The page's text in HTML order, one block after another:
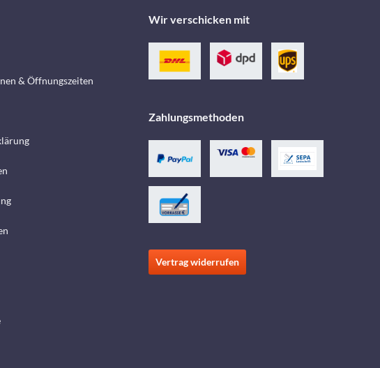
& Öffnungszeiten
Wir verschicken mit
Zahlungsmethoden
Vertrag widerrufen